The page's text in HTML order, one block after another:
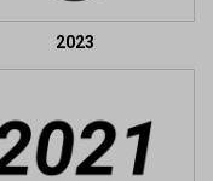
2023